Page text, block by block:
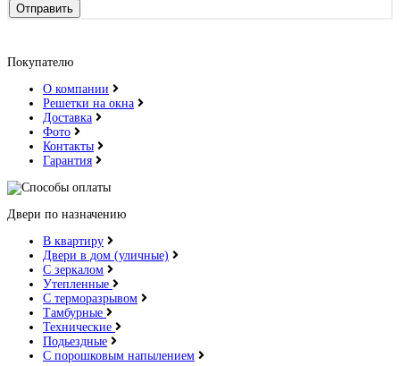
Отправить
Покупателю
О компании
Решетки на окна
Доставка
Фото
Контакты
Гарантия
Двери по назначению
В квартиру
Двери в дом (уличные)
С зеркалом
Утепленные
С терморазрывом
Тамбурные
Технические
Подьездные
С порошковым напылением